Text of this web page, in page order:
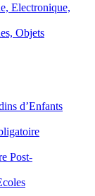
Electronique,
Objets
d’Enfants
Post-